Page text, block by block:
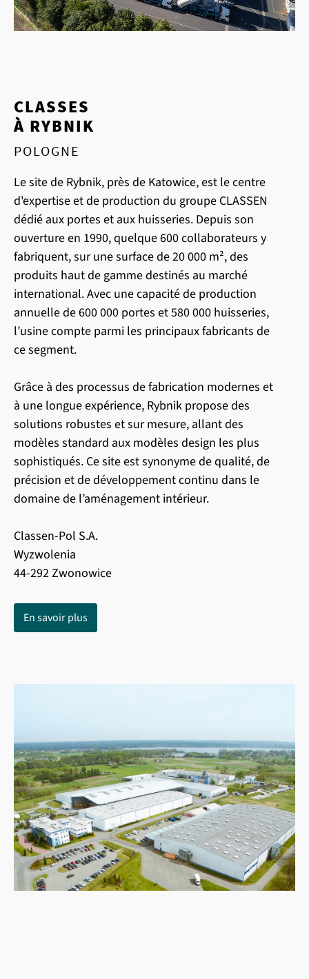
CLASSES
À RYBNIK
POLOGNE
Le site de Rybnik, près de Katowice, est le centre
d'expertise et de production du groupe CLASSEN
dédié aux portes et aux huisseries. Depuis son
ouverture en 1990, quelque 600 collaborateurs y
fabriquent, sur une surface de 20 000 m², des
produits haut de gamme destinés au marché
international. Avec une capacité de production
annuelle de 600 000 portes et 580 000 huisseries,
l’usine compte parmi les principaux fabricants de
ce segment.
Grâce à des processus de fabrication modernes et
à une longue expérience, Rybnik propose des
solutions robustes et sur mesure, allant des
modèles standard aux modèles design les plus
sophistiqués. Ce site est synonyme de qualité, de
précision et de développement continu dans le
domaine de l’aménagement intérieur.
Classen-Pol S.A.
Wyzwolenia
44-292 Zwonowice
En savoir plus